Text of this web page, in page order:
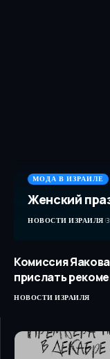
МОДА В ИЗРАИЛЕ
Женский
НОВОСТИ ИЗРАИЛЯ
Комиссия
прислать
НОВОСТИ ИЗРАИЛЯ